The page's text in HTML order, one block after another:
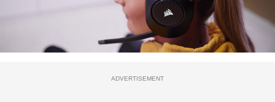
ADVERTISEMENT